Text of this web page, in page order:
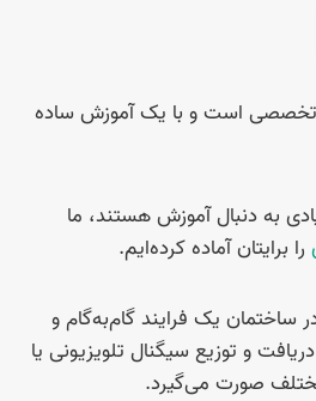
تخصصی است و با یک آموزش ساده
به دنبال آموزش هستند، ما
را برایتان آماده کرده‌ایم.
یک فرایند گام‌به‌گام و
و توزیع سیگنال تلویزیونی یا
صورت می‌گیرد.